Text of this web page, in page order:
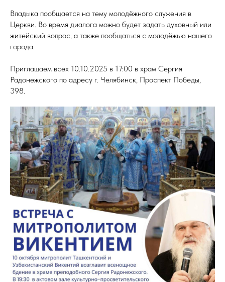
Владыка пообщается на тему молодёжного служения в
Церкви. Во время диалога можно будет задать духовный или
житейский вопрос, а также пообщаться с молодёжью нашего
города.
Приглашаем всех 10.10.2025 в 17:00 в храм Сергия
Радонежского по адресу г. Челябинск, Проспект Победы,
398.